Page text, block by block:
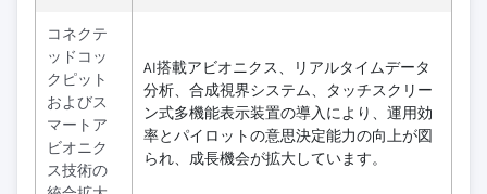
コネクテ
ッドコッ
クピット
およびス
マートア
ビオニク
ス技術の
AI搭載アビオニクス、リアルタイムデータ
分析、合成視界システム、タッチスクリー
ン式多機能表示装置の導入により、運用効
率とパイロットの意思決定能力の向上が図
られ、成長機会が拡大しています。